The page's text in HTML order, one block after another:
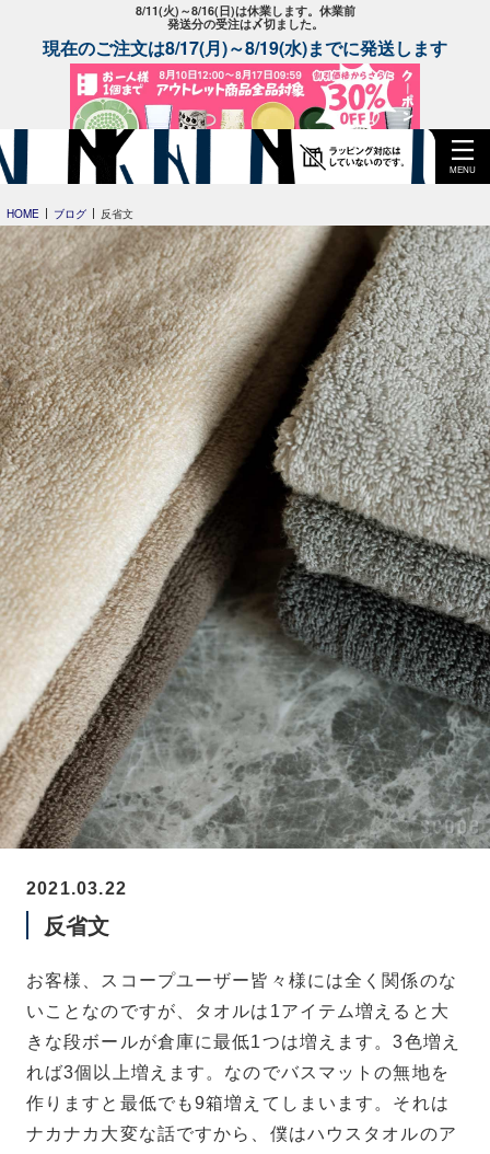
8/11(火)～8/16(日)は休業します。休業前
発送分の受注は〆切ました。
現在のご注文は8/17(月)～8/19(水)までに発送します
MENU
HOME ブログ 反省文
2021.03.22
反省文
お客様、スコープユーザー皆々様には全く関係のな
いことなのですが、タオルは1アイテム増えると大
きな段ボールが倉庫に最低1つは増えます。3色増え
れば3個以上増えます。なのでバスマットの無地を
作りますと最低でも9箱増えてしまいます。それは
ナカナカ大変な話ですから、僕はハウスタオルのア